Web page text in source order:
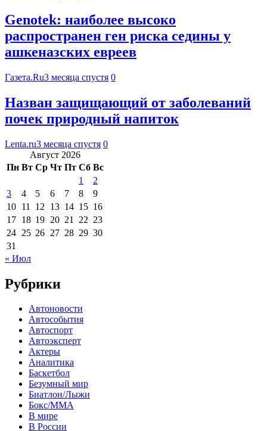
Genotek: наиболее высоко
распространен ген риска седины у
ашкеназских евреев
Газета.Ru3 месяца спустя 0
Назван защищающий от заболеваний
почек природный напиток
Lenta.ru3 месяца спустя 0
Август 2026
Пн Вт Ср Чт Пт Сб Вс
1
2
3
4 5 6 7 8
9
10 11 12 13 14 15 16
17 18 19 20 21 22 23
24 25 26 27 28 29 30
31
« Июл
Рубрики
Автоновости
Автособытия
Автоспорт
Автоэксперт
Актеры
Аналитика
Баскетбол
Безумный мир
Биатлон/Лыжи
Бокс/MMA
В мире
В России